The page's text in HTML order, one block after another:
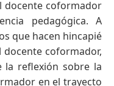
docente coformador
pedagógica. A
que hacen hincapié
docente coformador,
la reflexión sobre la
en el trayecto